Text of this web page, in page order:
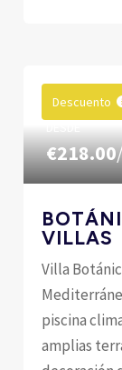
Descuento
€218.00
VILLAS
Villa
piscina
amplias